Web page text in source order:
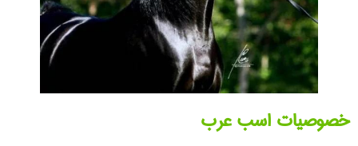
خصوصیات اسب عرب